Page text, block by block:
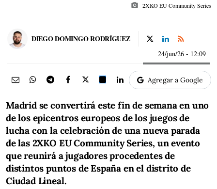
photo_camera 2XKO EU Community Series
DIEGO DOMINGO RODRÍGUEZ
24/jun/26 - 12:09
Agregar a Google
Madrid se convertirá este fin de semana en uno
de los epicentros europeos de los juegos de
lucha con la celebración de una nueva parada
de las 2XKO EU Community Series, un evento
que reunirá a jugadores procedentes de
distintos puntos de España en el distrito de
Ciudad Lineal.